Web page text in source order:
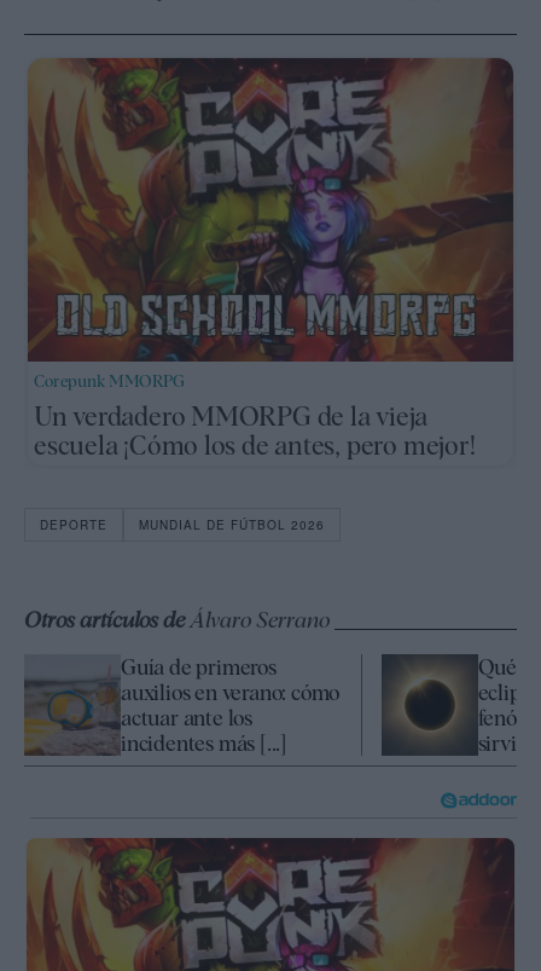
Corepunk MMORPG
Un verdadero MMORPG de la vieja
escuela ¡Cómo los de antes, pero mejor!
DEPORTE MUNDIAL DE FÚTBOL 2026
Otros artículos deÁlvaro Serrano
Guía de primeros
auxilios en verano: cómo
actuar ante los
incidentes más [...]
Qué
sirvió